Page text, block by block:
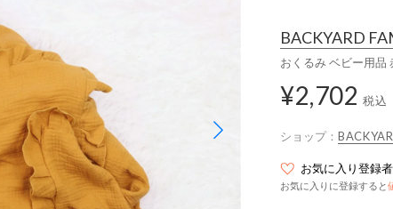
BACKYARD
おくるみ ベビー用品
¥2,702 税込
ショップ：
お気に入り登録者
お気に入りに登録すると